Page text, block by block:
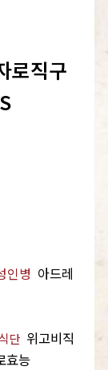
로직구
인병 아드레
단 위고비직
효능